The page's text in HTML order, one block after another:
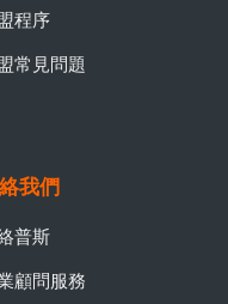
程序
常見問題
我們
普斯
顧問服務